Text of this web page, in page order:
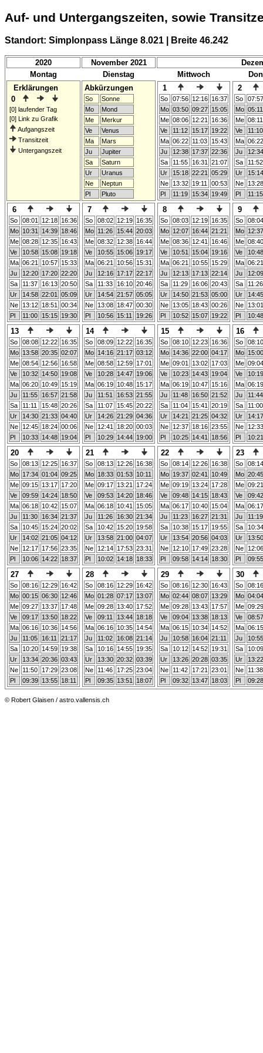
Auf- und Untergangszeiten, sowie
Standort: Simplonpass Länge 8.021 | Breite 46.242
2020 November 2021
Montag
Dienstag Mittwoch
Erklärungen
0
[0] laufender Tag
[0] Link zu Grafik
Aufgangszeit
Transitzeit
Untergangszeit
Abkürzungen
So
Sonne
Mo
Mond
Me
Merkur
Ve
Venus
Ma
Mars
Ju
Jupiter
Sa
Saturn
Ur
Uranus
Ne
Neptun
Pl
Pluto
1
So 07:56 12:16 16:37
Mo 03:50 09:27 15:05
Me 08:06 12:21 16:36
Ve
11:12 15:17 19:22
Ma 06:22 11:03 15:43
Ju
12:38 17:37 22:36
Sa
11:55 16:31 21:07
Ur
15:18 22:21 05:29
Ne 13:32 19:11 00:53
Pl
11:19 15:34 19:49
2
So
07:57
Mo 05:11
Me 08:11
Ve
11:10
Ma 06:22
Ju
12:34
Sa
11:52
Ur
15:14
Ne 13:28
Pl
11:15
6
So 08:01 12:18 16:36
Mo 10:31 14:39 18:46
Me 08:28 12:35 16:43
Ve
10:58 15:08 19:18
Ma 06:21 10:57 15:33
Ju
12:20 17:20 22:20
Sa
11:37 16:13 20:50
Ur
14:58 22:01 05:09
Ne 13:12 18:51 00:34
Pl
11:00 15:15 19:30
7
So 08:02 12:19 16:35
Mo 11:26 15:44 20:03
Me 08:32 12:38 16:44
Ve
10:55 15:06 19:17
Ma 06:21 10:56 15:31
Ju
12:16 17:17 22:17
Sa
11:33 16:10 20:46
Ur
14:54 21:57 05:05
Ne 13:08 18:47 00:30
Pl
10:56 15:11 19:26
8
So 08:03 12:19 16:35
Mo 12:07 16:44 21:21
Me 08:36 12:41 16:46
Ve
10:51 15:04 19:16
Ma 06:21 10:55 15:29
Ju
12:13 17:13 22:14
Sa
11:29 16:06 20:43
Ur
14:50 21:53 05:00
Ne 13:05 18:43 00:26
Pl
10:52 15:07 19:22
9
So
08:04
Mo 12:37
Me 08:40
Ve
10:48
Ma 06:21
Ju
12:09
Sa
11:26
Ur
14:45
Ne 13:01
Pl
10:48
13
So 08:08 12:22 16:35
Mo 13:58 20:35 02:07
Me 08:54 12:56 16:58
Ve
10:32 14:50 19:08
Ma 06:20 10:49 15:19
Ju
11:55 16:57 21:58
Sa
11:11 15:48 20:26
Ur
14:30 21:33 04:40
Ne 12:45 18:24 00:06
Pl
10:33 14:48 19:04
14
So 08:09 12:22 16:35
Mo 14:16 21:17 03:12
Me 08:58 12:59 17:01
Ve
10:28 14:47 19:06
Ma 06:19 10:48 15:17
Ju
11:51 16:53 21:55
Sa
11:07 15:45 20:22
Ur
14:26 21:29 04:36
Ne 12:41 18:20 00:03
Pl
10:29 14:44 19:00
15
So 08:10 12:23 16:36
Mo 14:36 22:00 04:17
Me 09:01 13:02 17:03
Ve
10:23 14:43 19:04
Ma 06:19 10:47 15:16
Ju
11:48 16:50 21:52
Sa
11:04 15:41 20:19
Ur
14:21 21:25 04:32
Ne 12:37 18:16 23:55
Pl
10:25 14:41 18:56
16
So
08:10
Mo 15:00
Me 09:04
Ve
10:19
Ma 06:19
Ju
11:44
Sa
11:00
Ur
14:17
Ne 12:33
Pl
10:21
20
So 08:13 12:25 16:37
Mo 17:34 01:04 09:25
Me 09:15 13:17 17:20
Ve
09:59 14:24 18:50
Ma 06:18 10:42 15:07
Ju
11:30 16:34 21:37
Sa
10:45 15:24 20:02
Ur
14:02 21:05 04:12
Ne 12:17 17:56 23:35
Pl
10:06 14:22 18:37
21
So 08:13 12:26 16:38
Mo 18:33 01:53 10:11
Me 09:17 13:21 17:24
Ve
09:53 14:20 18:46
Ma 06:18 10:41 15:05
Ju
11:26 16:30 21:34
Sa
10:42 15:20 19:58
Ur
13:58 21:00 04:07
Ne 12:14 17:53 23:31
Pl
10:02 14:18 18:33
22
So 08:14 12:26 16:38
Mo 19:37 02:41 10:49
Me 09:19 13:24 17:28
Ve
09:48 14:15 18:43
Ma 06:17 10:40 15:04
Ju
11:23 16:27 21:31
Sa
10:38 15:17 19:55
Ur
13:54 20:56 04:03
Ne 12:10 17:49 23:28
Pl
09:58 14:14 18:30
23
So
08:14
Mo 20:45
Me 09:21
Ve
09:42
Ma 06:17
Ju
11:19
Sa
10:34
Ur
13:50
Ne 12:06
Pl
09:55
27
So 08:16 12:29 16:42
Mo 00:15 06:30 12:46
Me 09:27 13:37 17:48
Ve
09:17 13:50 18:22
Ma 06:16 10:36 14:56
Ju
11:05 16:11 21:17
Sa
10:20 14:59 19:38
Ur
13:34 20:36 03:43
Ne 11:50 17:29 23:08
Pl
09:39 13:55 18:11
28
So 08:16 12:29 16:42
Mo 01:28 07:17 13:07
Me 09:28 13:40 17:52
Ve
09:11 13:44 18:18
Ma 06:16 10:35 14:54
Ju
11:02 16:08 21:14
Sa
10:16 14:55 19:35
Ur
13:30 20:32 03:39
Ne 11:46 17:25 23:04
Pl
09:35 13:51 18:07
29
So 08:16 12:30 16:43
Mo 02:44 08:07 13:29
Me 09:28 13:43 17:57
Ve
09:04 13:38 18:13
Ma 06:15 10:34 14:52
Ju
10:58 16:04 21:11
Sa
10:12 14:52 19:31
Ur
13:26 20:28 03:35
Ne 11:42 17:21 23:01
Pl
09:32 13:47 18:03
30
So
08:16
Mo 04:04
Me 09:29
Ve
08:57
Ma 06:15
Ju
10:55
Sa
10:09
Ur
13:22
Ne 11:38
Pl
09:28
© Robert Glaisen / astro.vallensis.ch